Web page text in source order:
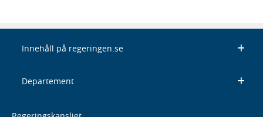
Innehåll på regeringen.se
Departement